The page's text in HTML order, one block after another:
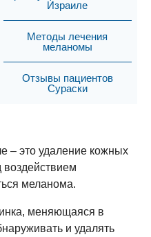
Израиле
Методы лечения
меланомы
Отзывы пациентов
Сураски
– это удаление кожных
воздействием
меланома.
меняющаяся в
и удалять